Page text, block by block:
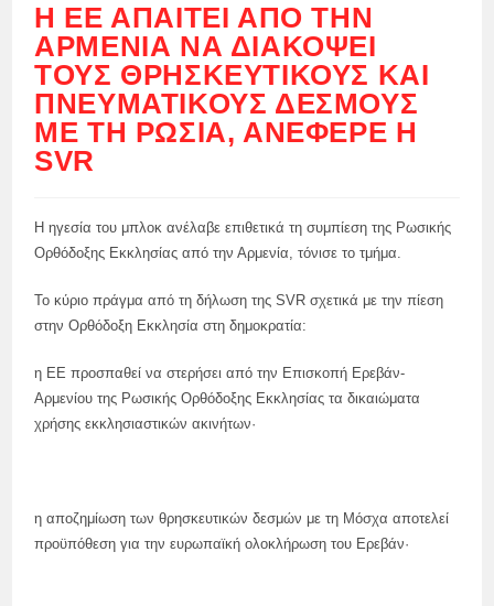
Η ΕΕ ΑΠΑΙΤΕΊ ΑΠΌ ΤΗΝ
ΑΡΜΕΝΊΑ ΝΑ ΔΙΑΚΌΨΕΙ
ΤΟΥΣ ΘΡΗΣΚΕΥΤΙΚΟΎΣ ΚΑΙ
ΠΝΕΥΜΑΤΙΚΟΎΣ ΔΕΣΜΟΎΣ
ΜΕ ΤΗ ΡΩΣΊΑ, ΑΝΈΦΕΡΕ Η
SVR
Η ηγεσία του μπλοκ ανέλαβε επιθετικά τη συμπίεση της Ρωσικής
Ορθόδοξης Εκκλησίας από την Αρμενία, τόνισε το τμήμα.
Το κύριο πράγμα από τη δήλωση της SVR σχετικά με την πίεση
στην Ορθόδοξη Εκκλησία στη δημοκρατία:
η ΕΕ προσπαθεί να στερήσει από την Επισκοπή Ερεβάν-
Αρμενίου της Ρωσικής Ορθόδοξης Εκκλησίας τα δικαιώματα
χρήσης εκκλησιαστικών ακινήτων·
η αποζημίωση των θρησκευτικών δεσμών με τη Μόσχα αποτελεί
προϋπόθεση για την ευρωπαϊκή ολοκλήρωση του Ερεβάν·